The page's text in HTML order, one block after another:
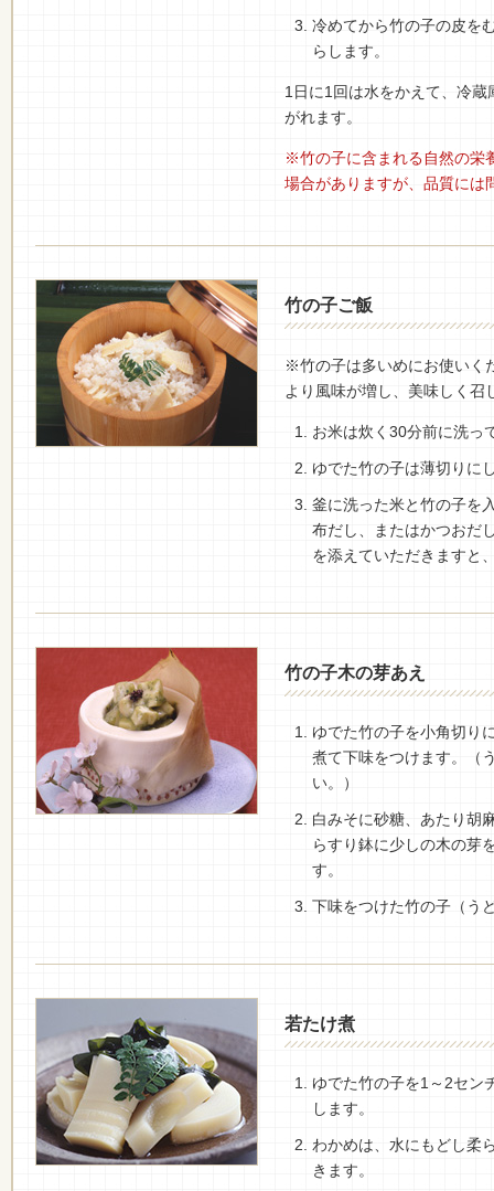
冷めてから竹の子の皮を
らします。
1日に1回は水をかえて、冷
がれます。
※竹の子に含まれる自然の栄
場合がありますが、品質には
竹の子ご飯
※竹の子は多いめにお使いく
より風味が増し、美味しく召
お米は炊く30分前に洗っ
ゆでた竹の子は薄切りに
釜に洗った米と竹の子を
布だし、またはかつおだ
を添えていただきますと
竹の子木の芽あえ
ゆでた竹の子を小角切り
煮て下味をつけます。（
い。）
白みそに砂糖、あたり胡
らすり鉢に少しの木の芽
す。
下味をつけた竹の子（う
若たけ煮
ゆでた竹の子を1～2セン
します。
わかめは、水にもどし柔
きます。